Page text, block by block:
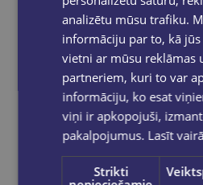
Jaunums
analizētu mūsu trafiku.
informāciju par to, kā
vietni ar mūsu reklāmas
partneriem, kuri to var
informāciju, ko esat
viņi ir apkopojuši,
pakalpojumus. Lasīt
Strikti